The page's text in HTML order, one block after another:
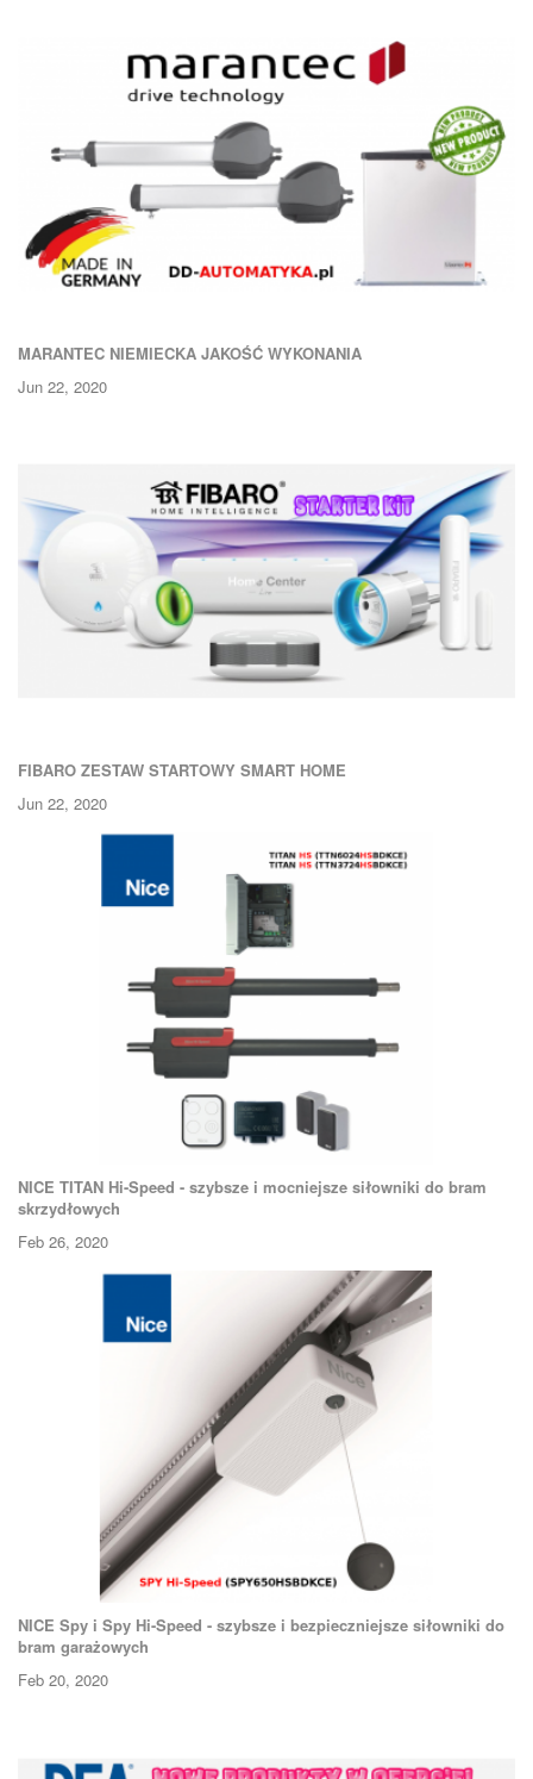
MARANTEC NIEMIECKA JAKOŚĆ WYKONANIA
Jun 22, 2020
FIBARO ZESTAW STARTOWY SMART HOME
Jun 22, 2020
NICE TITAN Hi-Speed - szybsze i mocniejsze siłowniki do bram
skrzydłowych
Feb 26, 2020
NICE Spy i Spy Hi-Speed - szybsze i bezpieczniejsze siłowniki do
bram garażowych
Feb 20, 2020